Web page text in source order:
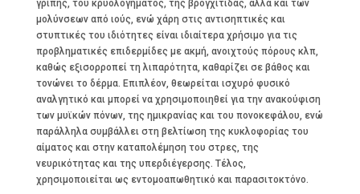
γρίπης, του κρυολογήματος, της βρογχίτιδας, αλλά και των
μολύνσεων από ιούς, ενώ χάρη στις αντισηπτικές και
στυπτικές του ιδιότητες είναι ιδιαίτερα χρήσιμο για τις
προβληματικές επιδερμίδες με ακμή, ανοιχτούς πόρους κλπ,
καθώς εξισορροπεί τη λιπαρότητα, καθαρίζει σε βάθος και
τονώνει το δέρμα. Επιπλέον, θεωρείται ισχυρό φυσικό
αναλγητικό και μπορεί να χρησιμοποιηθεί για την ανακούφιση
των μυϊκών πόνων, της ημικρανίας και του πονοκεφάλου, ενώ
παράλληλα συμβάλλει στη βελτίωση της κυκλοφορίας του
αίματος και στην καταπολέμηση του στρες, της
νευρικότητας και της υπερδιέγερσης. Τέλος,
χρησιμοποιείται ως εντομοαπωθητικό και παρασιτοκτόνο.